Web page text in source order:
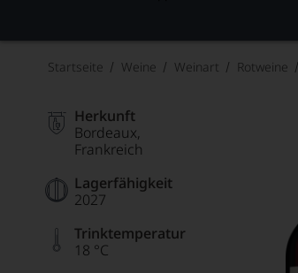
Startseite Weine Weinart Rotweine
Herkunft
Bordeaux
Frankreich
Lagerfähigkeit
2027
Trinktemperatur
18 °C